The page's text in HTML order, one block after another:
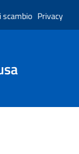
scambio Privacy